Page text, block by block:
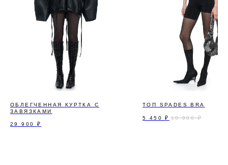
ОБЛЕГЧЕННАЯ КУРТКА С
ЗАВЯЗКАМИ
29 900 ₽
ТОП SPADES BRA
5 450 ₽ 10 900 ₽